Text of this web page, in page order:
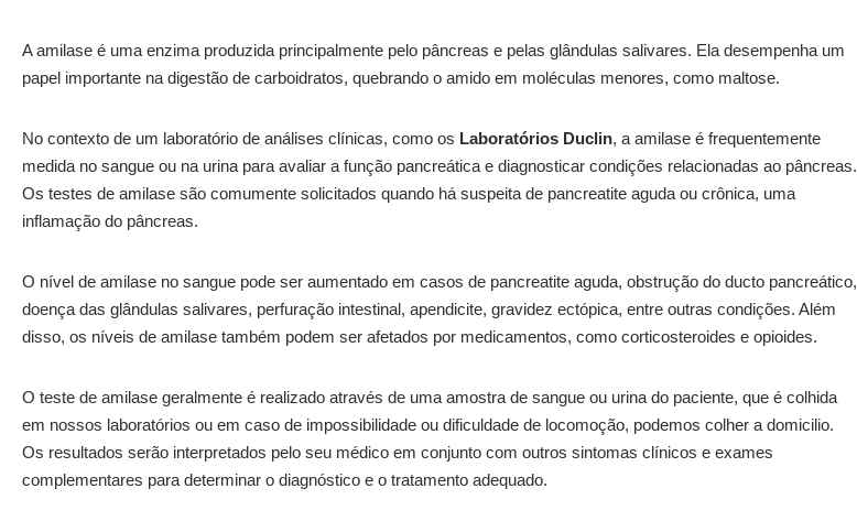
A amilase é uma enzima produzida principalmente pelo pâncreas e pelas glândulas salivares. Ela desempenha um
papel importante na digestão de carboidratos, quebrando o amido em moléculas menores, como maltose.
No contexto de um laboratório de análises clínicas, como os Laboratórios Duclin, a amilase é frequentemente
medida no sangue ou na urina para avaliar a função pancreática e diagnosticar condições relacionadas ao pâncreas.
Os testes de amilase são comumente solicitados quando há suspeita de pancreatite aguda ou crônica, uma
inflamação do pâncreas.
O nível de amilase no sangue pode ser aumentado em casos de pancreatite aguda, obstrução do ducto pancreático,
doença das glândulas salivares, perfuração intestinal, apendicite, gravidez ectópica, entre outras condições. Além
disso, os níveis de amilase também podem ser afetados por medicamentos, como corticosteroides e opioides.
O teste de amilase geralmente é realizado através de uma amostra de sangue ou urina do paciente, que é colhida
em nossos laboratórios ou em caso de impossibilidade ou dificuldade de locomoção, podemos colher a domicilio.
Os resultados serão interpretados pelo seu médico em conjunto com outros sintomas clínicos e exames
complementares para determinar o diagnóstico e o tratamento adequado.